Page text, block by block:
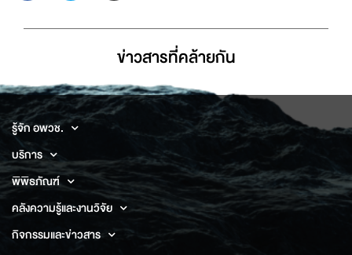
ข่าวสารที่่คล้ายกัน
รู้จัก อพวช.
บริการ
พิพิธภัณฑ์
คลังความรู้และงานวิจัย
กิจกรรมและข่าวสาร